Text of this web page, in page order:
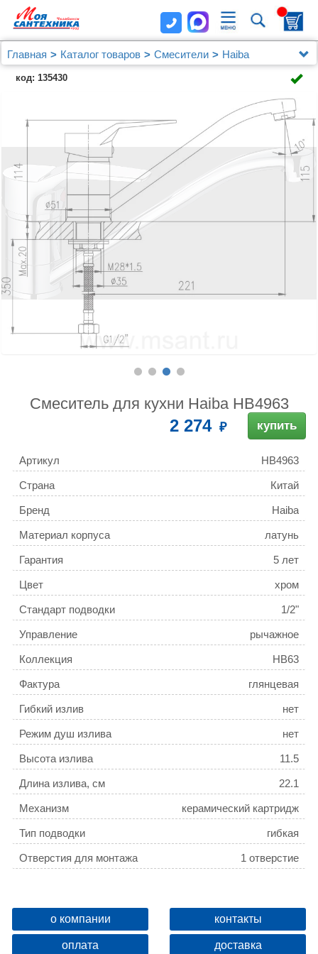
Главная Каталог товаров Смесители
Haiba
Смеситель для кухни Haiba HB4963
код: 135430
Смеситель для кухни Haiba HB4963
2 274 купить
Артикул HB4963
Страна Китай
Бренд Haiba
Материал корпуса латунь
Гарантия 5 лет
Цвет хром
Стандарт подводки 1/2"
Управление рычажное
Коллекция HB63
Фактура глянцевая
Гибкий излив нет
Режим душ излива нет
Высота излива 11.5
Длина излива, см 22.1
Механизм керамический картридж
Тип подводки гибкая
Отверстия для монтажа 1 отверстие
Высота, см 13
Глубина, см 25
о компании контакты
оплата доставка